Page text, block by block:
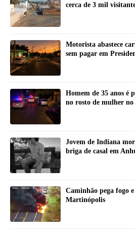
cerca de 3 mil
Motorista abastece
sem pagar em
Homem de 35 anos é
no rosto de mulher
Jovem de Indiana
briga de casal em
Caminhão pega fogo
Martinópolis